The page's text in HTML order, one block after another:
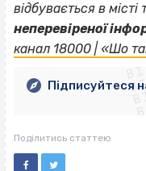
відбувається в місті
неперевіреної
канал 18000 | «Шо
Підписуйтеся
Поділитись статтею